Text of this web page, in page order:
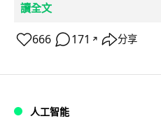
讀全文
666 171 ↗ 分享
人工智能